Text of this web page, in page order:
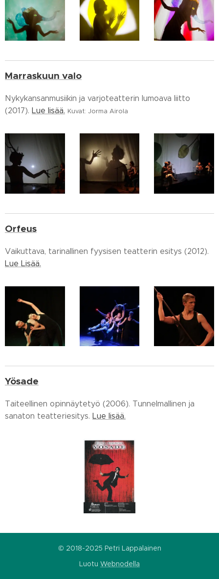
Marraskuun valo
Nykykansanmusiikin ja varjoteatterin lumoava liitto
(2017). Lue lisää. Kuvat: Jorma Airola
Orfeus
Vaikuttava, tarinallinen fyysisen teatterin esitys (2012).
Lue Lisää.
Yösade
Taiteellinen opinnäytetyö (2006). Tunnelmallinen ja
sanaton teatteriesitys. Lue lisää.
© 2018-2025 Petri Lappalainen
Luotu Webnodella